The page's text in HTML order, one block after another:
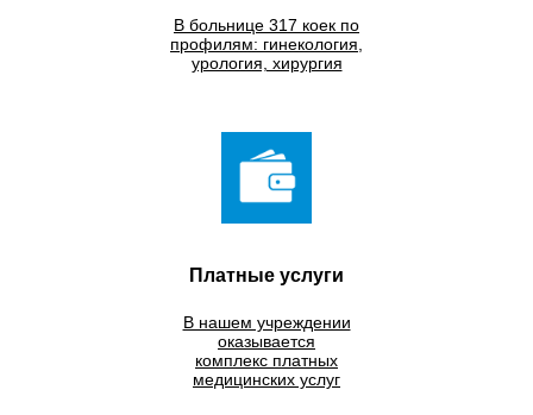
В больнице 317 коек по
профилям: гинекология,
урология, хирургия
Платные услуги
В нашем учреждении
оказывается
комплекс платных
медицинских услуг